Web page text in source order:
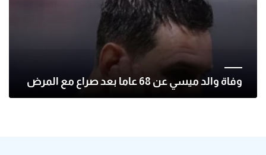
وفاة والد ميسي عن 68 عاما بعد صراع مع المرض